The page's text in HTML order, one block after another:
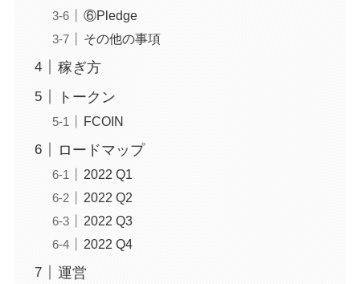
⑥Pledge
その他の事項
稼ぎ方
トークン
FCOIN
ロードマップ
2022 Q1
2022 Q2
2022 Q3
2022 Q4
運営